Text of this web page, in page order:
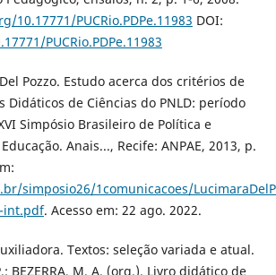
10.17771/PUCRio.PDPe.11983 DOI:
PUCRio.PDPe.11983
Pozzo. Estudo acerca dos critérios de
Didáticos de Ciências do PNLD: período
Simpósio Brasileiro de Política e
Anais..., Recife: ANPAE, 2013, p.
simposio26/1comunicacoes/
int.pdf. Acesso em: 22 ago. 2022.
Textos: seleção variada e atual.
BEZERRA, M. A. (org.). Livro didático de